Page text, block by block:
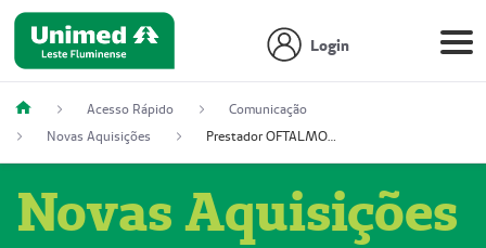
Login
Acesso Rápido
Comunicação
Novas Aquisições
Prestador OFTALMOCLÍNICA SÃO GONÇALO (55004164-2)
Novas Aquisições